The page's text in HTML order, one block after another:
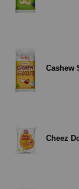
Cashew
Cheez